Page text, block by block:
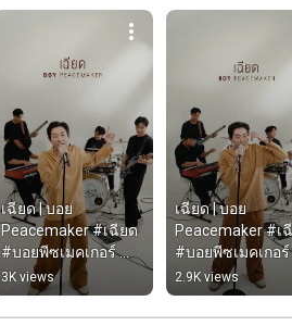
เฉียด | บอย
Peacemaker #เฉียด
#บอยพีซเมคเกอร์
#boypeacemaker
3K views
เฉียด | บอย
Peacemaker #เ
#บอยพีซเมคเกอร์
2.9K views